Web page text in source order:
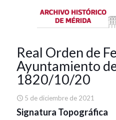
Real Orden de
Ayuntamiento
1820/10/20
5 de diciembre de 2021
Signatura Topográfica